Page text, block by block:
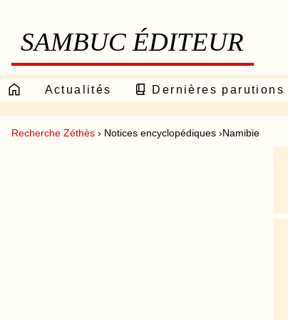
SAMBUC ÉDITEUR
Actualités Dernières parutions
Recherche Zéthès › Notices encyclopédiques ›Namibie